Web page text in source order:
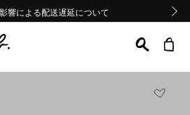
影響による配送遅延について
Sale 2buy10%OFF!!
響による配送遅延について
影響による配送遅延について
Sale 2buy10%OFF!!